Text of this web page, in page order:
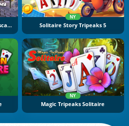
Jewel Match: Solitaire Winterscapes
NY
Solitaire Story Tripeaks 5
NY
Magic Tripeaks Solitaire